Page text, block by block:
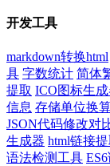
开发工具
markdown转换html
具 字数统计 简体
提取 ICO图标生
信息 存储单位换
JSON代码修改对
生成器 html链接
语法检测工具